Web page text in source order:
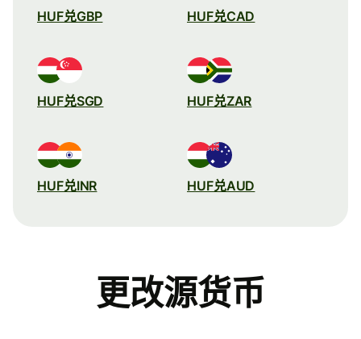
HUF兑GBP HUF兑CAD
HUF兑SGD HUF兑ZAR
HUF兑INR HUF兑AUD
更改源货币